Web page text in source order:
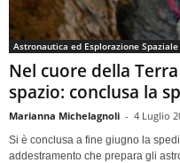
Astronautica ed Esplorazione Spaziale
Nel cuore della
spazio: conclusa la
Marianna Michelagnoli - 4 Luglio
Si è conclusa a fine giugno la
addestramento che prepara gli